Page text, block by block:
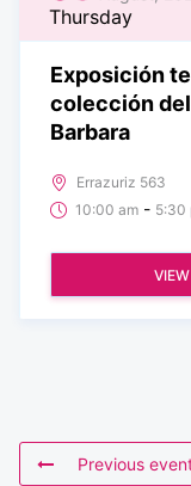
Thursday
Exposición
colección
Barbara
Errazuriz 563
10:00 am - 5:30
Previous